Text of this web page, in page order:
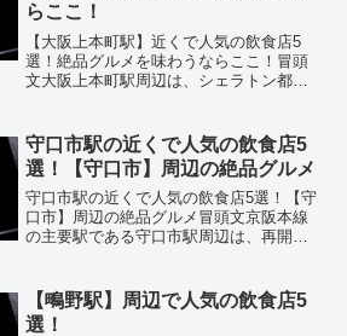
らここ！
【大阪上本町駅】近くで人気の飲食店5
選！絶品グルメを味わうならここ！冒頭
文大阪上本町駅周辺は、シェラトン都ホ
食事が楽しめるエリアです。観光やビジ
ネスの合間に立ち寄れ...
守口市駅の近くで人気の飲食店5
選！【守口市】周辺の絶品グルメ
守口市駅の近くで人気の飲食店5選！【守
口市】周辺の絶品グルメ冒頭文京阪本線
の主要駅である守口市駅周辺は、再開発
して絶えず多くの人々で賑わっていま
す。特急停車駅としての高...
【鴫野駅】周辺で人気の飲食店5
選！